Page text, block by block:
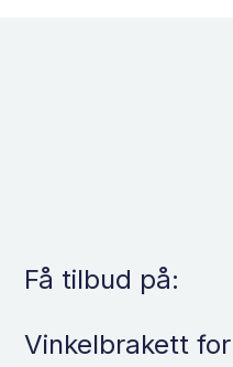
Få tilbud på:
Vinkelbrakett